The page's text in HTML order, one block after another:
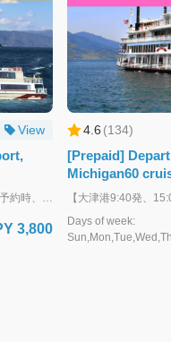
View
こちらのページよりお申し込みのお客様はご予約時、クレジットカード決済にて事前にお支払いをお願いいたします。決済完了後、お客様ご自身による予約変更・キャンセルも可能です。(ご利用日前日15:00迄) 各種お手帳割引で申し込みのお客様、各種割引券や会員証をお持ちのお客様は下記ページよりお申し込みください。 https://biwakokisen.book.ntmg.com/products/0f36f86d-eae2-56b3-812a-2cf1094bc29c?lng=ja 決済完了後、ご利用日当日の割引対応は致しかねます。あらかじめご了承ください。 ・・・・・・・・・・・・・・・・・・・・・・・・・・・・・・・・ WEB予約が難しい方は、お電話・ＦＡＸでも予約受付いたします。 TEL：077-524-5000 FAX：077-524-7896
3,800
4.6 (134)
[Prepaid]
Michigan60
Days of week: